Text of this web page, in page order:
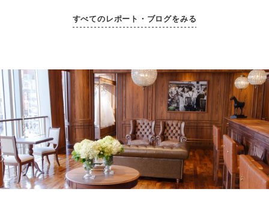
すべてのレポート・ブログをみる